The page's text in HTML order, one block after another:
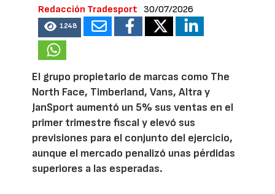
Redacción Tradesport 30/07/2026
1248
El grupo propietario de marcas como The
North Face, Timberland, Vans, Altra y
JanSport aumentó un 5% sus ventas en el
primer trimestre fiscal y elevó sus
previsiones para el conjunto del ejercicio,
aunque el mercado penalizó unas pérdidas
superiores a las esperadas.